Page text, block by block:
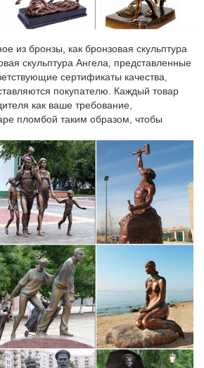
из бронзы, как бронзовая скульптура
скульптура Ангела, представленные
сертификаты качества,
покупателю. Каждый товар
как ваше требование,
пломбой таким образом, чтобы